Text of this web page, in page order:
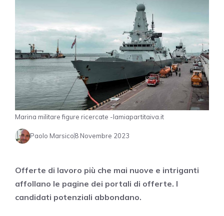
Marina militare figure ricercate -lamiapartitaiva.it
Paolo Marsico8 Novembre 2023
Offerte di lavoro più che mai nuove e intriganti
affollano le pagine dei portali di offerte. I
candidati potenziali abbondano.